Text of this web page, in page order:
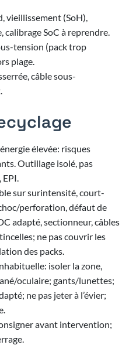
vieillissement (SoH),
calibrage SoC à reprendre.
tension (pack trop
plage.
câble sous-
élevée: risques
Outillage isolé, pas
EPI.
sur surintensité, court-
perforation, défaut de
adapté, sectionneur, câbles
ne pas couvrir les
des packs.
isoler la zone,
oculaire; gants/lunettes;
ne pas jeter à l’évier;
avant intervention;